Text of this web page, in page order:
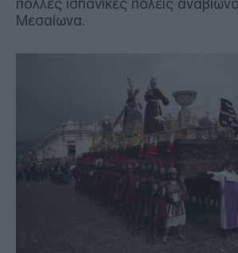
πολλές ισπανικές πόλεις
Μεσαίωνα.